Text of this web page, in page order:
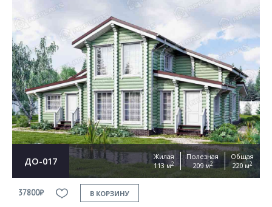
ДО-017
Жилая
113 м2
Полезная
209 м2
Общая
220 м2
37800₽ В КОРЗИНУ